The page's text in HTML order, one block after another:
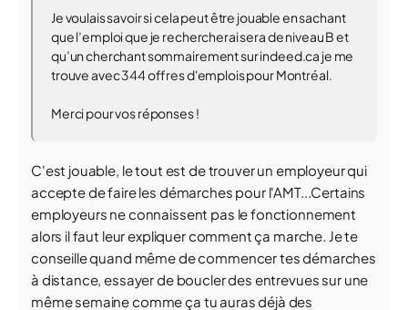
Je voulais savoir si cela peut être jouable en sachant
que l’emploi que je rechercherai sera de niveau B et
qu’un cherchant sommairement sur indeed.ca je me
trouve avec 344 offres d'emplois pour Montréal.
Merci pour vos réponses !
C'est jouable, le tout est de trouver un employeur qui
accepte de faire les démarches pour l'AMT...Certains
employeurs ne connaissent pas le fonctionnement
alors il faut leur expliquer comment ça marche. Je te
conseille quand même de commencer tes démarches
à distance, essayer de boucler des entrevues sur une
même semaine comme ça tu auras déjà des